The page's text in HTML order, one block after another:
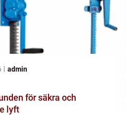
admin
lyft